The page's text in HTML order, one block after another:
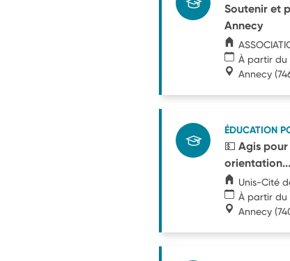
Soutenir et
Annecy
À partir du
Annecy
ÉDUCATION
💵 Agis
Unis-Cité
À partir du
Annecy